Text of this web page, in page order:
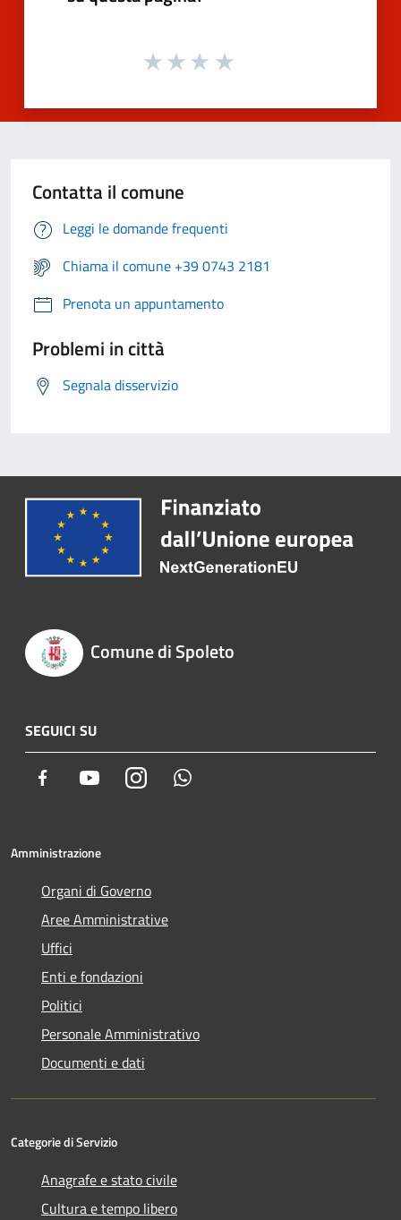
Contatta il comune
Leggi le domande frequenti
Chiama il comune +39 0743 2181
Prenota un appuntamento
Problemi in città
Segnala disservizio
Comune di Spoleto
SEGUICI SU
Facebook YoutubeInstagram
Amministrazione
Organi di Governo
Aree Amministrative
Uffici
Enti e fondazioni
Politici
Personale Amministrativo
Documenti e dati
Categorie di Servizio
Anagrafe e stato civile
Cultura e tempo libero